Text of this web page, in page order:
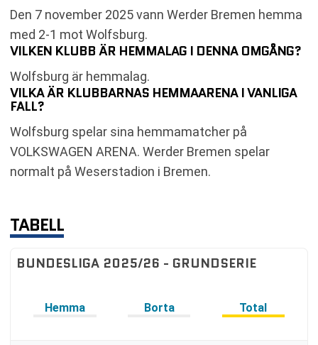
Den 7 november 2025 vann Werder Bremen hemma
med 2-1 mot Wolfsburg.
VILKEN KLUBB ÄR HEMMALAG I DENNA OMGÅNG?
Wolfsburg är hemmalag.
VILKA ÄR KLUBBARNAS HEMMAARENA I VANLIGA
FALL?
Wolfsburg spelar sina hemmamatcher på
VOLKSWAGEN ARENA. Werder Bremen spelar
normalt på Weserstadion i Bremen.
TABELL
BUNDESLIGA 2025/26 - GRUNDSERIE
Hemma Borta Total